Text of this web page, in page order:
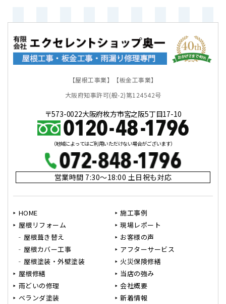
【屋根工事業】【板金工事業】
大阪府知事許可(般-2)第124542号
〒573-0022大阪府枚方市宮之阪5丁目17-10
（地域によってはご利用いただけない場合がございます）
営業時間 7:30～18:00 土日祝も対応
HOME
屋根リフォーム
屋根葺き替え
屋根カバー工事
屋根塗装・外壁塗装
屋根修繕
雨どいの修理
ベランダ塗装
施工事例
現場レポート
お客様の声
アフターサービス
火災保険修繕
当店の強み
会社概要
新着情報